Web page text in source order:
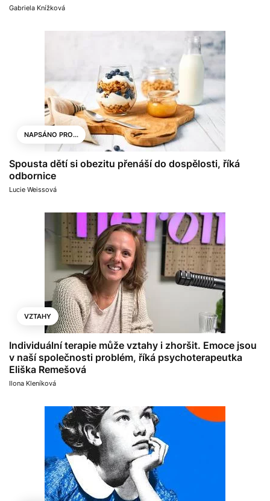
Gabriela Knížková
NAPSÁNO PRO...
Spousta dětí si obezitu přenáší do dospělosti, říká
odbornice
Lucie Weissová
VZTAHY
Individuální terapie může vztahy i zhoršit. Emoce jsou
v naší společnosti problém, říká psychoterapeutka
Eliška Remešová
Ilona Kleníková